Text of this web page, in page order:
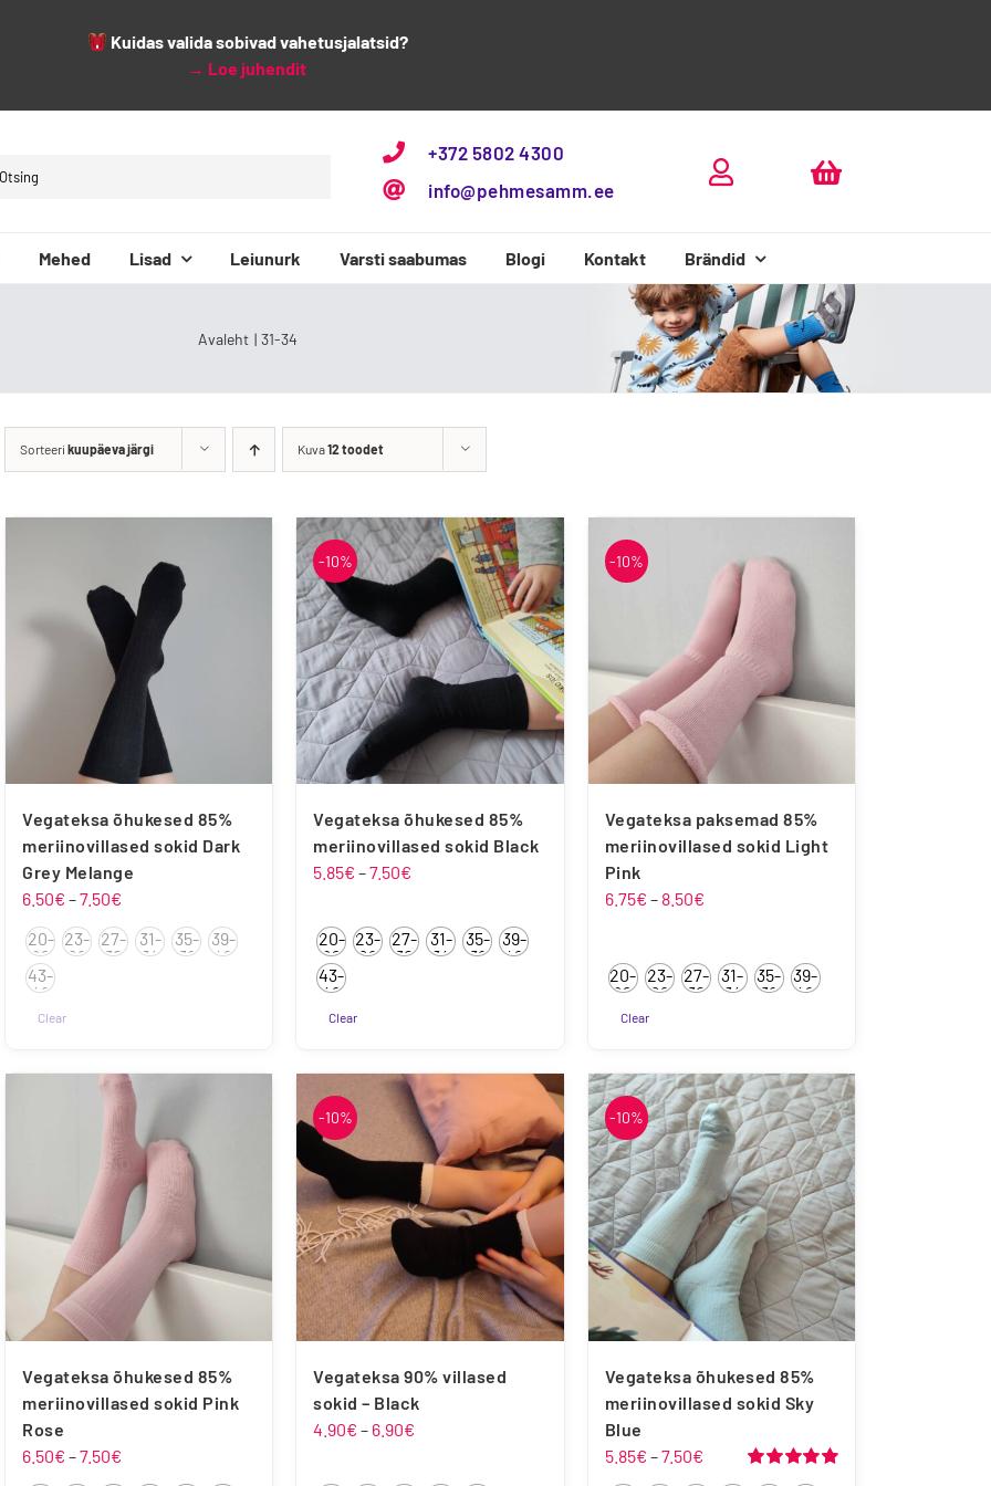
Kuidas valida sobivad vahetusjalatsid?
→ Loe juhendit
+372 5802 4300
info@pehmesamm.ee
Mehed Lisad Leiunurk Varsti saabumas Blogi Kontakt Brändid
Beda Boty
Beppi Bundgaard
Froddo Liliputi
Playshoes Raweks Reima
Avaleht 31-34
Sorteeri kuupäeva järgi Kuva12 toodet
Vegateksa õhukesed 85%
meriinovillased sokid Dark
Grey Melange
6.50€ –7.50€
6.50€
kuni
20-
22
23-
26
27-
30
31-
34
35-
38
39-
42
43-
46
Clear
tootel
teha
tootelehel.
-10%
Vegateksa õhukesed 85%
meriinovillased sokid Black
5.85€ –7.50€
kuni
7.50€
20-
22
23-
26
27-
30
31-
34
35-
38
39-
42
43-
46
Clear
tootel
on
mitu
varianti.
Valikuid
saab
teha
tootelehel.
-10%
Vegateksa paksemad 85%
meriinovillased sokid Light
Pink
6.75€ – 8.50€Hinnavahemik:
8.50€
20-
22
23-
26
27-
30
31-
34
35-
38
39-
42
Clear
tootel
on
mitu
varianti.
Valikuid
saab
teha
tootelehel.
Vegateksa õhukesed 85%
meriinovillased sokid Pink
Rose
6.50€ –7.50€
6.50€
-10%
Vegateksa 90% villased
sokid – Black
4.90€ – 6.90€
kuni
-10%
Vegateksa õhukesed 85%
meriinovillased sokid Sky
Blue
Hinnanguga
5.85€ –7.50€Hinnavahemik:
5.85€